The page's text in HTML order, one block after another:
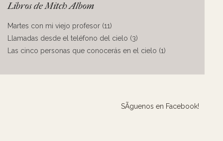
Libros de Mitch Albom
Martes con mi viejo profesor (11)
Llamadas desde el teléfono del cielo (3)
Las cinco personas que conocerás en el cielo (1)
SÃ­guenos en Facebook!